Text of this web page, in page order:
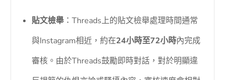
貼文檢舉 ：Threads上的貼文檢舉處理時間通常
與Instagram相近，約在24小時至72小時內完成
審核。由於Threads鼓勵即時對話，對於明顯違